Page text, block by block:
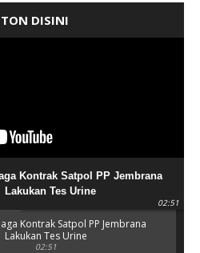
DISINI
Kontrak Satpol PP Jembrana
Lakukan Tes Urine
02:51
Kontrak Satpol PP Jembrana
Lakukan Tes Urine
02:51